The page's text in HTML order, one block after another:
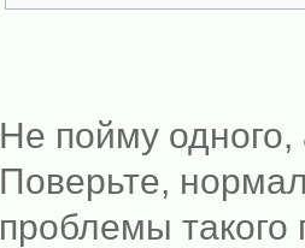
Не пойму одного,
Поверьте,
проблемы